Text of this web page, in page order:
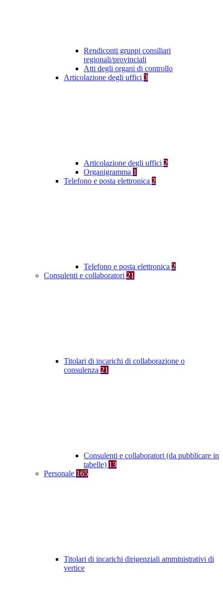
Rendiconti gruppi consiliari
regionali/provinciali
Atti degli organi di controllo
Articolazione degli uffici 3
Articolazione degli uffici 2
Organigramma 1
Telefono e posta elettronica 2
Telefono e posta elettronica 2
Consulenti e collaboratori 21
Titolari di incarichi di collaborazione o
consulenza 21
Consulenti e collaboratori (da pubblicare in
tabelle) 13
Personale 165
Titolari di incarichi dirigenziali amministrativi di
vertice